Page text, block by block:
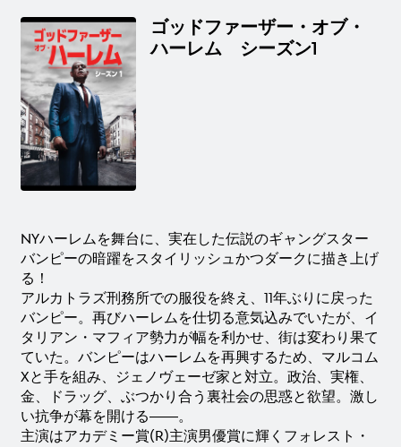
ゴッドファーザー・オブ・
ハーレム シーズン1
NYハーレムを舞台に、実在した伝説のギャングスター
バンピーの暗躍をスタイリッシュかつダークに描き上げ
る！
アルカトラズ刑務所での服役を終え、11年ぶりに戻った
バンピー。再びハーレムを仕切る意気込みでいたが、イ
タリアン・マフィア勢力が幅を利かせ、街は変わり果て
ていた。バンピーはハーレムを再興するため、マルコム
Xと手を組み、ジェノヴェーゼ家と対立。政治、実権、
金、ドラッグ、ぶつかり合う裏社会の思惑と欲望。激し
い抗争が幕を開ける――。
主演はアカデミー賞(R)主演男優賞に輝くフォレスト・